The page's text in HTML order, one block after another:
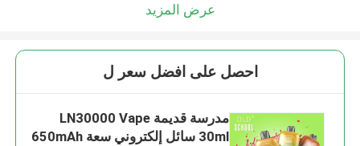
عرض المزيد
احصل على افضل سعر ل
مدرسة قديمة LN30000 Vape
30ml سائل إلكتروني سعة 650mAh